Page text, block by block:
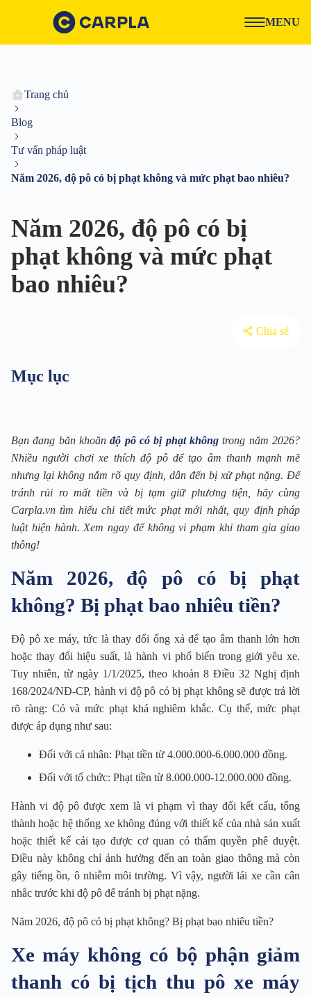
MENU
Trang chủ
Blog
Tư vấn pháp luật
Năm 2026, độ pô có bị phạt không và mức phạt bao nhiêu?
Năm 2026, độ pô có bị
phạt không và mức phạt
bao nhiêu?
Chia sẻ
Bạn đang băn khoănđộ pô có bị phạt không trong năm 2026?
Nhiều người chơi xe thích độ pô để tạo âm thanh mạnh mẽ
nhưng lại không nắm rõ quy định, dẫn đến bị xử phạt nặng. Để
tránh rủi ro mất tiền và bị tạm giữ phương tiện, hãy cùng
Carpla.vn tìm hiểu chi tiết mức phạt mới nhất, quy định pháp
luật hiện hành. Xem ngay để không vi phạm khi tham gia giao
thông!
Năm 2026, độ pô có bị phạt
không? Bị phạt bao nhiêu tiền?
Độ pô xe máy, tức là thay đổi ống xả để tạo âm thanh lớn hơn
hoặc thay đổi hiệu suất, là hành vi phổ biến trong giới yêu xe.
Tuy nhiên, từ ngày 1/1/2025, theo khoản 8 Điều 32 Nghị định
168/2024/NĐ-CP, hành vi độ pô có bị phạt không sẽ được trả lời
rõ ràng: Có và mức phạt khá nghiêm khắc. Cụ thể, mức phạt
được áp dụng như sau:
Đối với cá nhân: Phạt tiền từ 4.000.000-6.000.000 đồng.
Đối với tổ chức: Phạt tiền từ 8.000.000-12.000.000 đồng.
Hành vi độ pô được xem là vi phạm vì thay đổi kết cấu, tổng
thành hoặc hệ thống xe không đúng với thiết kế của nhà sản xuất
hoặc thiết kế cải tạo được cơ quan có thẩm quyền phê duyệt.
Điều này không chỉ ảnh hưởng đến an toàn giao thông mà còn
gây tiếng ồn, ô nhiễm môi trường. Vì vậy, người lái xe cần cân
nhắc trước khi độ pô để tránh bị phạt nặng.
Năm 2026, độ pô có bị phạt không? Bị phạt bao nhiêu tiền?
Xe máy không có bộ phận giảm
thanh có bị tịch thu pô xe máy
Mục lục